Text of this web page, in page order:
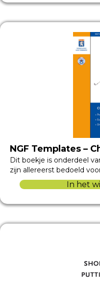
NGF Templates –
Dit boekje is onderdeel
zijn allereerst bedoeld
In het